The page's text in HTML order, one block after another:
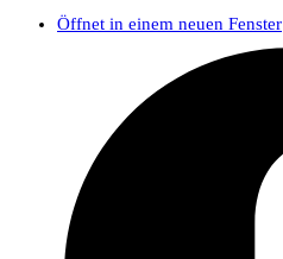
Öffnet in einem neuen Fenster